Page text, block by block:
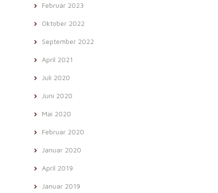
Februar 2023
Oktober 2022
September 2022
April 2021
Juli 2020
Juni 2020
Mai 2020
Februar 2020
Januar 2020
April 2019
Januar 2019